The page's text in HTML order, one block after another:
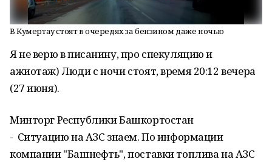
В Кумертау стоят в очередях за бензином даже ночью
Я не верю в писанину, про спекуляцию и
ажиотаж) Люди с ночи стоят, время 20:12 вечера
(27 июня).
Минторг Республики Башкортостан
- Ситуацию на АЗС знаем. По информации
компании "Башнефть", поставки топлива на АЗС